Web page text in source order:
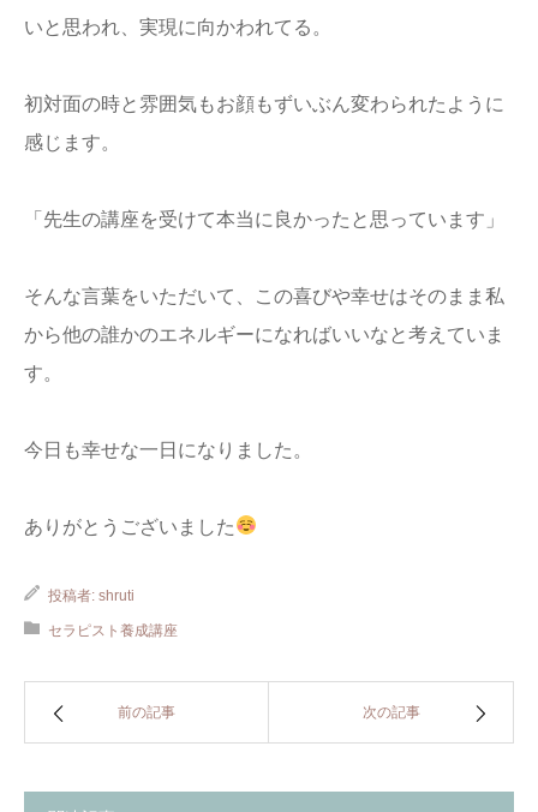
いと思われ、実現に向かわれてる。
初対面の時と雰囲気もお顔もずいぶん変わられたように
感じます。
「先生の講座を受けて本当に良かったと思っています」
そんな言葉をいただいて、この喜びや幸せはそのまま私
から他の誰かのエネルギーになればいいなと考えていま
す。
今日も幸せな一日になりました。
ありがとうございました
投稿者: shruti
セラピスト養成講座
前の記事 次の記事